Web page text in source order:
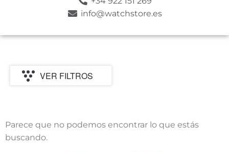
info@watchstore.es
VER FILTROS
Parece que no podemos encontrar lo que estás
buscando.